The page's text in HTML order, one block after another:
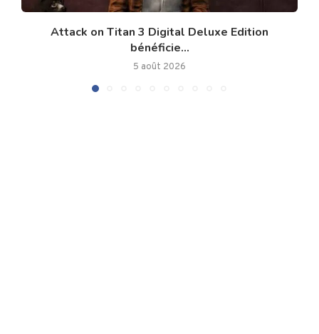
Attack on Titan 3 Digital Deluxe Edition
bénéficie...
5 août 2026